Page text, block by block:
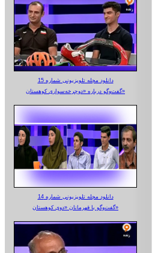
دانلود مجله تلویزیونی شماره 15
گفت‌وگو درباره «دوچرخه‌سواری کوهستان»
دانلود مجله تلویزیونی شماره 14
گفت‌وگو با قهرمانان «دوی کوهستان»